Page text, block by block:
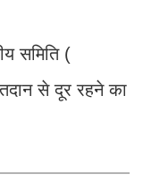
समिति (
से दूर रहने का